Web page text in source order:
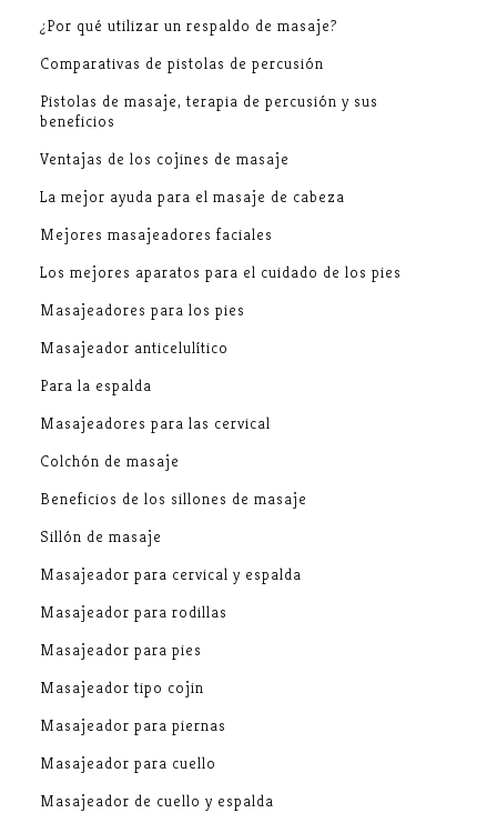
¿Por qué utilizar un respaldo de masaje?
Comparativas de pistolas de percusión
Pistolas de masaje, terapia de percusión y sus
beneficios
Ventajas de los cojines de masaje
La mejor ayuda para el masaje de cabeza
Mejores masajeadores faciales
Los mejores aparatos para el cuidado de los pies
Masajeadores para los pies
Masajeador anticelulítico
Para la espalda
Masajeadores para las cervical
Colchón de masaje
Beneficios de los sillones de masaje
Sillón de masaje
Masajeador para cervical y espalda
Masajeador para rodillas
Masajeador para pies
Masajeador tipo cojin
Masajeador para piernas
Masajeador para cuello
Masajeador de cuello y espalda